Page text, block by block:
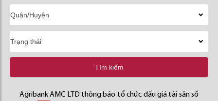
Tìm kiếm
Agribank AMC LTD thông báo tổ chức đấu giá tài sản số